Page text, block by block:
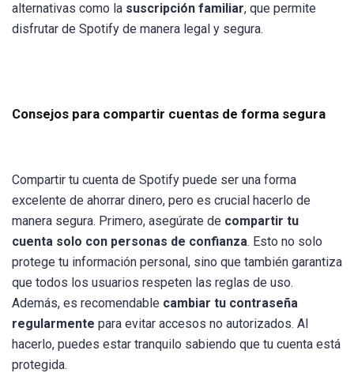
alternativas como la suscripción familiar, que permite
disfrutar de Spotify de manera legal y segura.
Consejos para compartir cuentas de forma segura
Compartir tu cuenta de Spotify puede ser una forma
excelente de ahorrar dinero, pero es crucial hacerlo de
manera segura. Primero, asegúrate de compartir tu
cuenta solo con personas de confianza. Esto no solo
protege tu información personal, sino que también garantiza
que todos los usuarios respeten las reglas de uso.
Además, es recomendable cambiar tu contraseña
regularmente para evitar accesos no autorizados. Al
hacerlo, puedes estar tranquilo sabiendo que tu cuenta está
protegida.